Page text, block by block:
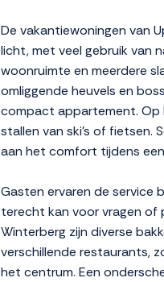
De vakantiewoningen van
licht, met veel gebruik van
woonruimte en meerdere
omliggende heuvels en
compact appartement. Op
stallen van ski's of fietsen.
aan het comfort tijdens
Gasten ervaren de service
terecht kan voor vragen of
Winterberg zijn diverse
verschillende restaurants,
het centrum. Een